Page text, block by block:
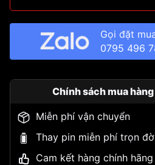
Gọi đặt
0795 496
Chính sách mua
Miễn phí vận chuyển
Thay pin miễn phí trọn
Cam kết hàng chính hãng